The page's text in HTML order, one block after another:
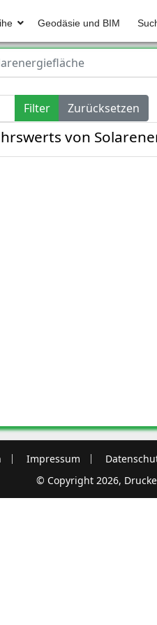
Geodäsie und BIM
Filter Zurücksetzen
von
Impressum
© Copyright 2026,